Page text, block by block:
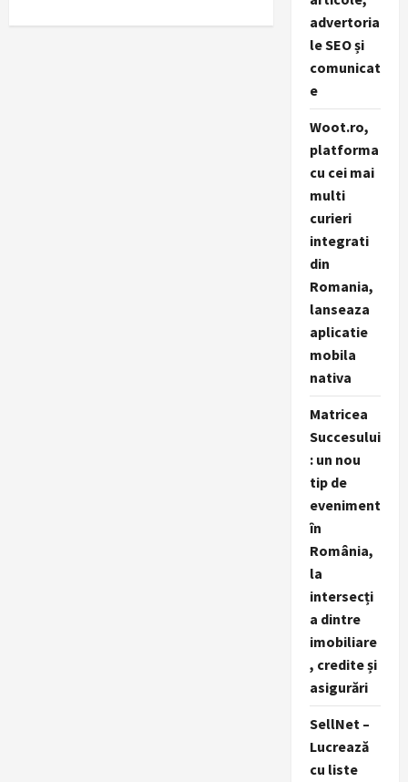
advertoria
le SEO și
comunicat
e
Woot.ro,
platforma
cu cei mai
multi
curieri
integrati
din
Romania,
lanseaza
aplicatie
mobila
nativa
Matricea
Succesului
: un nou
tip de
eveniment
în
România,
la
intersecți
a dintre
imobiliare
, credite și
asigurări
SellNet –
Lucrează
cu liste